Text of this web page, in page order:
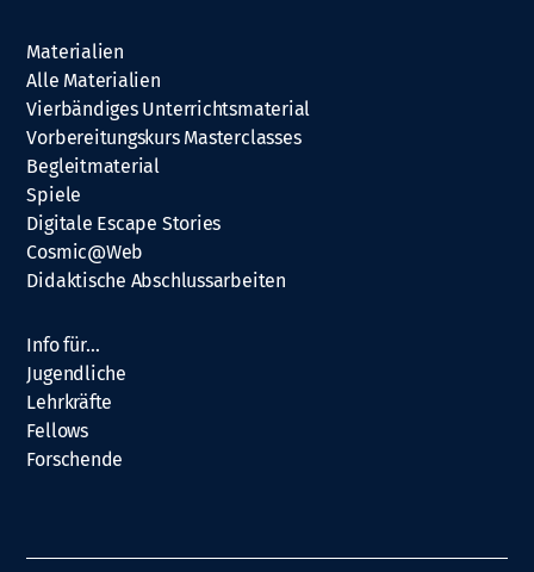
Materialien
Alle Materialien
Vierbändiges Unterrichtsmaterial
Vorbereitungskurs Masterclasses
Begleitmaterial
Spiele
Digitale Escape Stories
Cosmic@Web
Didaktische Abschlussarbeiten
Info für…
Jugendliche
Lehrkräfte
Fellows
Forschende